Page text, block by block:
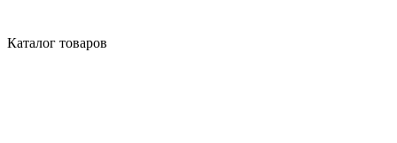
Каталог товаров